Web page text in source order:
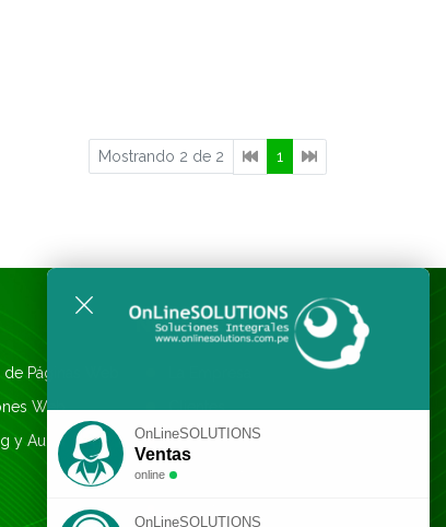
Mostrando 2 de 2 1
Páginas Web
Web
y Aulas
NOSOTROS
Clientes
Formas de pago
Pago con tarjeta
OnLineSOLUTIONS
Ventas
online
OnLineSOLUTIONS